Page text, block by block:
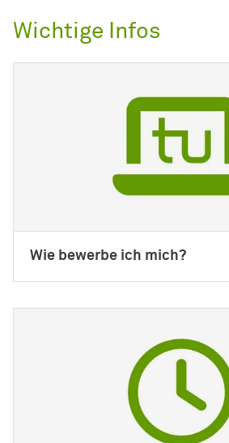
Wichtige Infos
Wie bewerbe ich mich?